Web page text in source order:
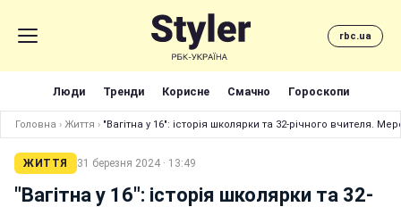
rbc.ua
Люди Тренди Корисне Смачно Гороскопи
Головна › Життя › "Вагітна у 16": історія школярки та 32-річного вчителя.
ЖИТТЯ 31 березня 2024 · 13:49
"Вагітна у 16": історія школярки та 32-